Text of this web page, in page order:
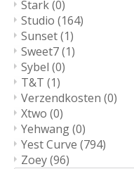
Stark(0)
Studio (164)
Sunset(1)
Sweet7(1)
Sybel (0)
T&T (1)
Verzendkosten (0)
Xtwo (0)
Yehwang(0)
Yest Curve (794)
Zoey(96)